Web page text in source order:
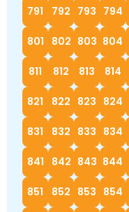
791 792 793 794
801 802 803 804
811 812 813 814
821 822 823 824
831 832 833 834
841 842 843 844
851 852 853 854